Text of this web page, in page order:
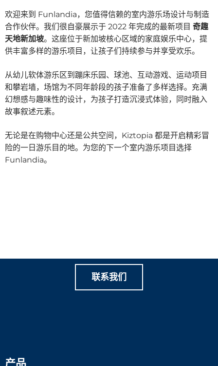
欢迎来到 Funlandia，您值得信赖的室内游乐场设计与制造
合作伙伴。我们很自豪展示于 2022 年完成的最新项目 奇趣
天地新加坡。这座位于新加坡核心区域的家庭娱乐中心，提
供丰富多样的游乐项目，让孩子们持续参与并享受欢乐。
从幼儿软体游乐区到蹦床乐园、球池、互动游戏、运动项目
和攀岩墙，场馆为不同年龄段的孩子准备了多样选择。充满
幻想感与趣味性的设计，为孩子打造沉浸式体验，同时融入
故事叙述元素。
无论是在购物中心还是公共空间，Kiztopia 都是开启精彩冒
险的一日游乐目的地。为您的下一个室内游乐项目选择
Funlandia。
联系我们
产品